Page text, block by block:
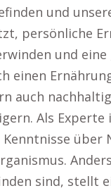
und
persönliche
und
einen
auch
Als
sind, stellt